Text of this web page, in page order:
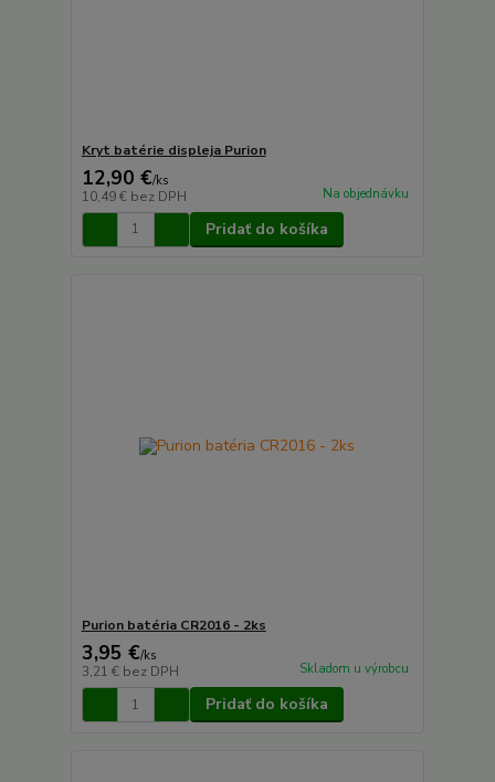
Kryt batérie displeja Purion
12,90 €/ks
10,49 € bez DPH Na objednávku
Pridať do košíka
Purion batéria CR2016 - 2ks
3,95 €/ks
3,21 € bez DPH Skladom u výrobcu
Pridať do košíka